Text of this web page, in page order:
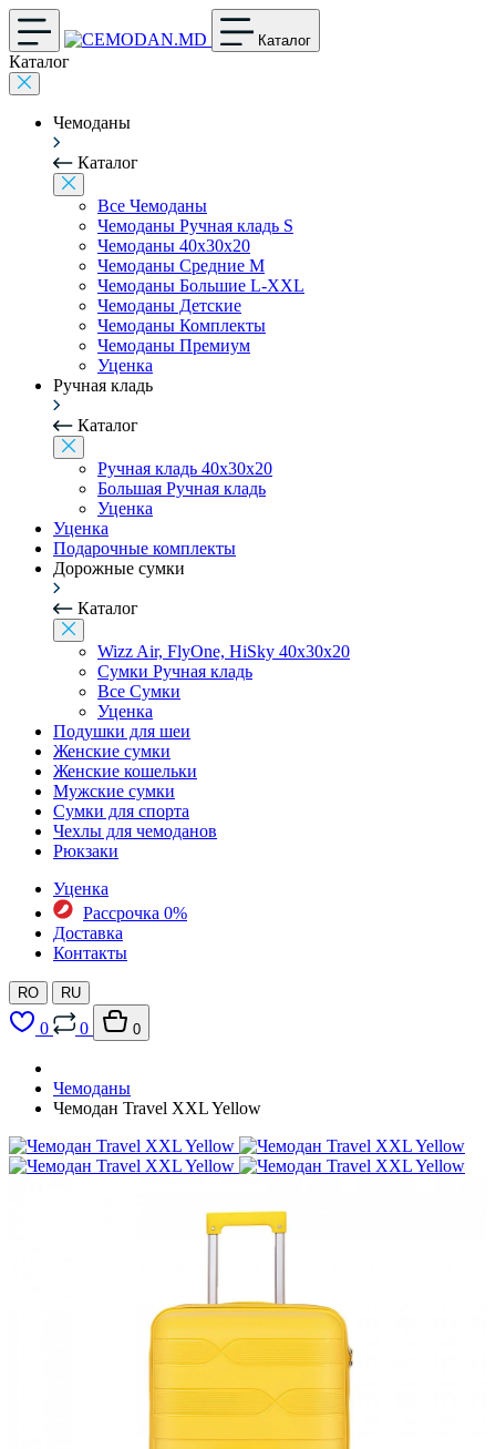
Каталог
Каталог
Чемоданы
Каталог
Все Чемоданы
Чемоданы Ручная кладь S
Чемоданы 40x30x20
Чемоданы Средние M
Чемоданы Большие L-XXL
Чемоданы Детские
Чемоданы Комплекты
Чемоданы Премиум
Уценка
Ручная кладь
Каталог
Ручная кладь 40x30x20
Большая Ручная кладь
Уценка
Уценка
Подарочные комплекты
Дорожные сумки
Каталог
Wizz Air, FlyOne, HiSky 40x30x20
Сумки Ручная кладь
Все Сумки
Уценка
Подушки для шеи
Женские сумки
Женские кошельки
Мужские сумки
Сумки для спорта
Чехлы для чемоданов
Рюкзаки
Уценка
Рассрочка 0%
Доставка
Контакты
RO RU
0 0 0
Чемоданы
Чемодан Travel XXL Yellow